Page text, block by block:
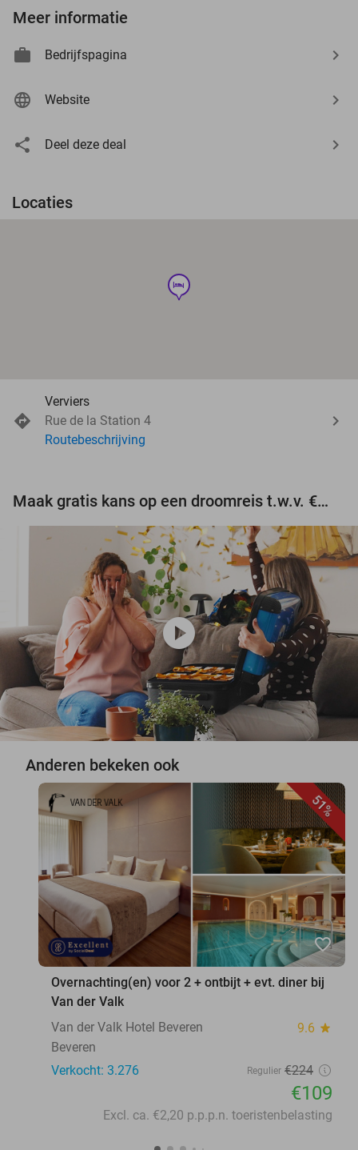
Meer informatie
Bedrijfspagina
Website
Deel deze deal
Locaties
hotel
Verviers
Rue de la Station 4
Routebeschrijving
Maak gratis kans op een droomreis t.w.v. €3.000!
play_circle
Anderen bekeken ook
51%
favorite_border
Overnachting(en) voor 2 + ontbijt + evt. diner bij
Van der Valk
Van der Valk Hotel Beveren
9.6 star
Beveren
Verkocht: 3.276
Regulier €224
€109
Excl. ca. €2,20 p.p.p.n. toeristenbelasting